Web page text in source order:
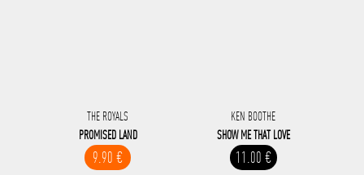
THE ROYALS
PROMISED LAND
9.90 €
KEN BOOTHE
SHOW ME THAT LOVE
11.00 €